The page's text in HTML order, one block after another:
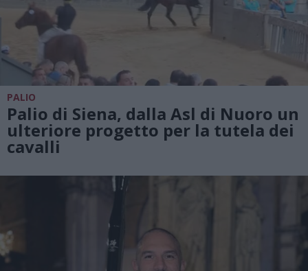
PALIO
Palio di Siena, dalla Asl di Nuoro un
ulteriore progetto per la tutela dei
cavalli